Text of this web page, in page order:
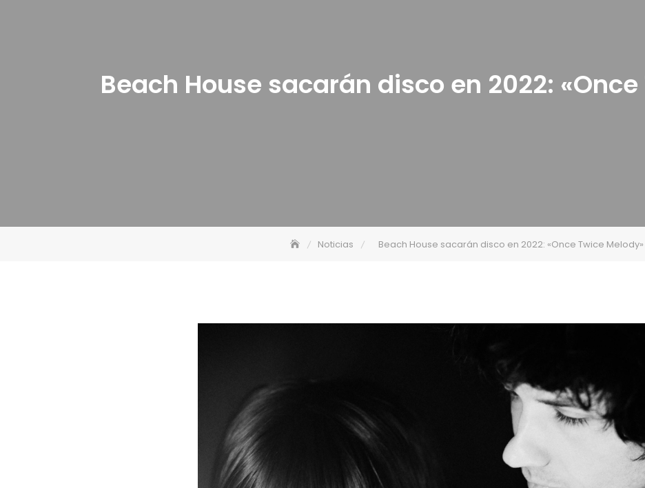
Beach House sacarán disco en 2022:
Noticias Beach House sacarán disco en 2022: «Once Twice Melody»